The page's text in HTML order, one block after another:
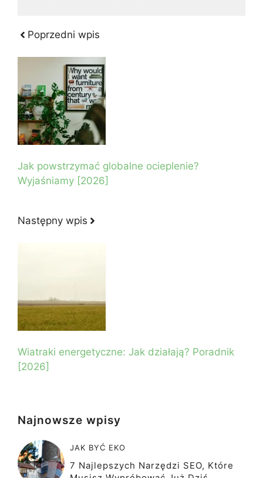
Poprzedni wpis
Jak powstrzymać globalne ocieplenie?
Wyjaśniamy [2026]
Następny wpis
Wiatraki energetyczne: Jak działają? Poradnik
[2026]
Najnowsze wpisy
JAK BYĆ EKO
7 Najlepszych Narzędzi SEO, Które